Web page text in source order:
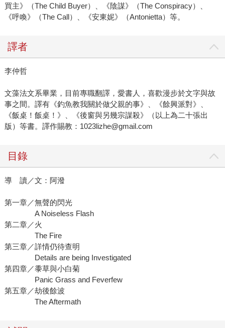
買主》（The Child Buyer）、《陰謀》（The Conspiracy）、
《呼喚》（The Call）、《安東妮》（Antonietta）等。
譯者
李仲哲
文藻法文系畢業，目前專職翻譯，愛書人，喜歡漫步於文字與故
事之間。譯有《釣魚教我關於做父親的事》、《餘興派對》、
《飯桌！飯桌！》、《後窗與另幾宗謀殺》（以上為二十張出
版）等書。譯作賜教：1023lizhe@gmail.com
目錄
導 讀／文：阿潑
第一章／無聲的閃光
A Noiseless Flash
第二章／火
The Fire
第三章／詳情仍待查明
Details are being Investigated
第四章／黍草與小白菊
Panic Grass and Feverfew
第五章／劫後餘波
The Aftermath